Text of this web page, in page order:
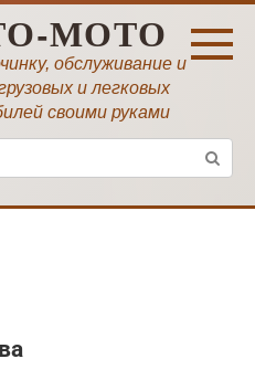
МОТО
обслуживание и
и легковых
своими руками